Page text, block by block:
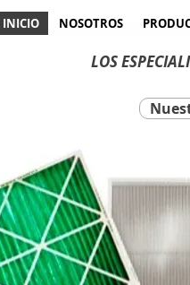
INICIO NOSOTROS
LOS
de
,
,
, USA ,